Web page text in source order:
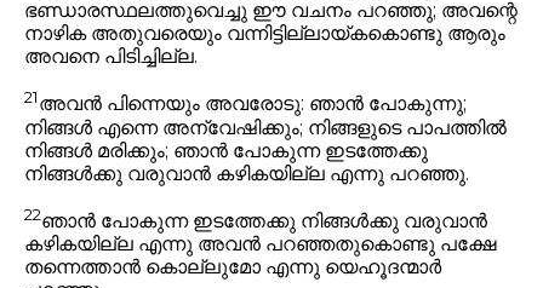
ഭണ്ഡാരസ്ഥലത്തുവെച്ചു ഈ വചനം പറഞ്ഞു; അവന്റെ
നാഴിക അതുവരെയും വന്നിട്ടില്ലായ്കകൊണ്ടു ആരും
അവനെ പിടിച്ചില്ല.
21അവൻ പിന്നെയും അവരോടു: ഞാൻ പോകുന്നു;
നിങ്ങൾ എന്നെ അന്വേഷിക്കും; നിങ്ങളുടെ പാപത്തിൽ
നിങ്ങൾ മരിക്കും; ഞാൻ പോകുന്ന ഇടത്തേക്കു
നിങ്ങൾക്കു വരുവാൻ കഴികയില്ല എന്നു പറഞ്ഞു.
22ഞാൻ പോകുന്ന ഇടത്തേക്കു നിങ്ങൾക്കു വരുവാൻ
കഴികയില്ല എന്നു അവൻ പറഞ്ഞതുകൊണ്ടു പക്ഷേ
തന്നെത്താൻ കൊല്ലുമോ എന്നു യെഹൂദന്മാർ